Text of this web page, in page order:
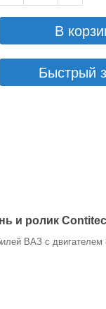
В
Быстрый
и ролик
ВАЗ с двигателем